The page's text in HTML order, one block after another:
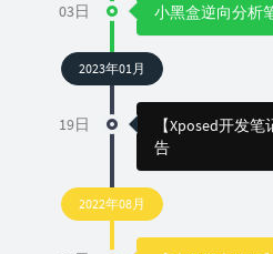
03日 小黑盒逆向分析
2023年01月
19日
【Xposed开发
告
2022年08月